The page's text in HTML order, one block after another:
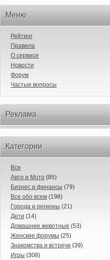
Меню
Рейтинг
Правила
О сервисе
Новости
Форум
Частые вопросы
Реклама
Категории
Все
Авто и Мото (85)
Бизнес и финансы (79)
Все обо всем (198)
Города и регионы (21)
Дети (14)
Домашние животные (53)
Женские форумы (25)
Знакомства и встречи (39)
Игры (308)